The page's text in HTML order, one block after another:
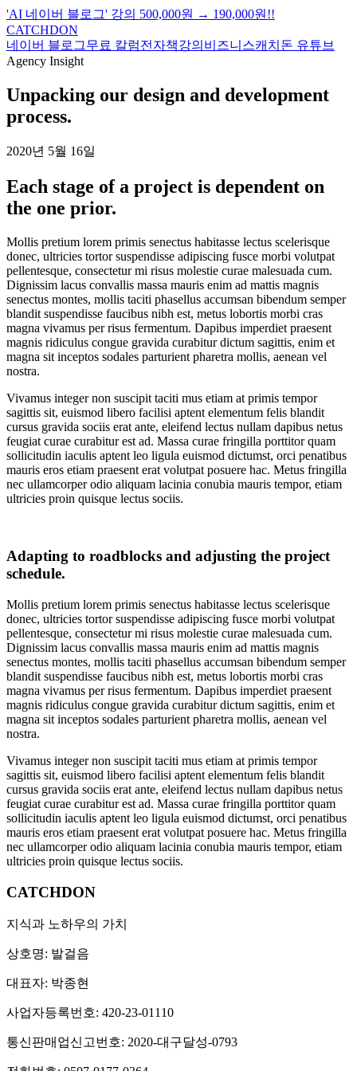
'AI 네이버 블로그' 강의 500,000원 → 190,000원!!
CATCHDON
네이버 블로그무료 칼럼전자책강의 비즈니스캐치돈 유튜브
Agency Insight
Unpacking our design and development
process.
2020년 5월 16일
Each stage of a project is dependent on
the one prior.
Mollis pretium lorem primis senectus habitasse lectus scelerisque
donec, ultricies tortor suspendisse adipiscing fusce morbi volutpat
pellentesque, consectetur mi risus molestie curae malesuada cum.
Dignissim lacus convallis massa mauris enim ad mattis magnis
senectus montes, mollis taciti phasellus accumsan bibendum semper
blandit suspendisse faucibus nibh est, metus lobortis morbi cras
magna vivamus per risus fermentum. Dapibus imperdiet praesent
magnis ridiculus congue gravida curabitur dictum sagittis, enim et
magna sit inceptos sodales parturient pharetra mollis, aenean vel
nostra.
Vivamus integer non suscipit taciti mus etiam at primis tempor
sagittis sit, euismod libero facilisi aptent elementum felis blandit
cursus gravida sociis erat ante, eleifend lectus nullam dapibus netus
feugiat curae curabitur est ad. Massa curae fringilla porttitor quam
sollicitudin iaculis aptent leo ligula euismod dictumst, orci penatibus
mauris eros etiam praesent erat volutpat posuere hac. Metus fringilla
nec ullamcorper odio aliquam lacinia conubia mauris tempor, etiam
ultricies proin quisque lectus sociis.
Adapting to roadblocks and adjusting the project
schedule.
Mollis pretium lorem primis senectus habitasse lectus scelerisque
donec, ultricies tortor suspendisse adipiscing fusce morbi volutpat
pellentesque, consectetur mi risus molestie curae malesuada cum.
Dignissim lacus convallis massa mauris enim ad mattis magnis
senectus montes, mollis taciti phasellus accumsan bibendum semper
blandit suspendisse faucibus nibh est, metus lobortis morbi cras
magna vivamus per risus fermentum. Dapibus imperdiet praesent
magnis ridiculus congue gravida curabitur dictum sagittis, enim et
magna sit inceptos sodales parturient pharetra mollis, aenean vel
nostra.
Vivamus integer non suscipit taciti mus etiam at primis tempor
sagittis sit, euismod libero facilisi aptent elementum felis blandit
cursus gravida sociis erat ante, eleifend lectus nullam dapibus netus
feugiat curae curabitur est ad. Massa curae fringilla porttitor quam
sollicitudin iaculis aptent leo ligula euismod dictumst, orci penatibus
mauris eros etiam praesent erat volutpat posuere hac. Metus fringilla
nec ullamcorper odio aliquam lacinia conubia mauris tempor, etiam
ultricies proin quisque lectus sociis.
CATCHDON
지식과 노하우의 가치
상호명: 발걸음
대표자: 박종현
사업자등록번호: 420-23-01110
통신판매업신고번호: 2020-대구달성-0793